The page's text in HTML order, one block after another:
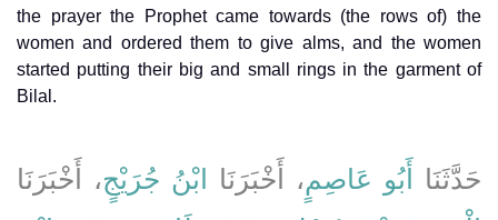
the prayer the Prophet came towards (the rows of) the
women and ordered them to give alms, and the women
started putting their big and small rings in the garment of
Bilal.
حَدَّثَنَا أَبُو عَاصِمٍ ، أَخْبَرَنَا ابْنُ جُرَيْجٍ، أَخْبَرَنَا